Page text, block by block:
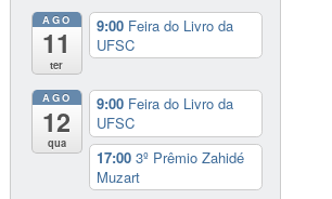
AGO
11
ter
9:00 Feira do Livro da
UFSC
AGO
12
qua
9:00 Feira do Livro da
UFSC
17:00 3º Prêmio Zahidé
Muzart